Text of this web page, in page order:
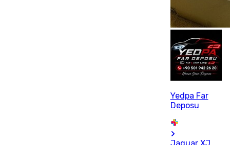
Yedpa Far
Deposu